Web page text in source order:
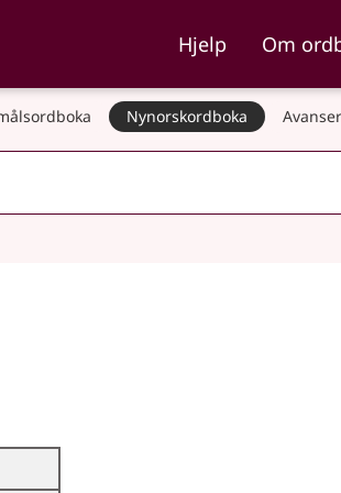
Hjelp Om
Nynorskordboka